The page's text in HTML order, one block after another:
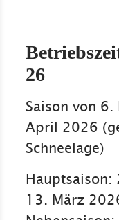
26
Saison von
April 2026
Schneelage)
13. März